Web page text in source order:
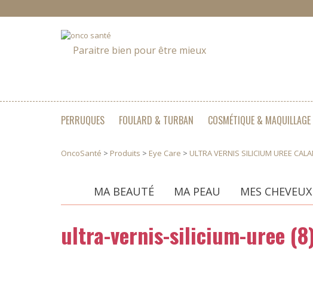
Paraitre bien pour être mieux
PERRUQUES FOULARD & TURBAN COSMÉTIQUE & MAQUILLAGE
OncoSanté > Produits > Eye Care > ULTRA VERNIS SILICIUM UREE
MA BEAUTÉ MA PEAU MES CHEVEUX
ultra-vernis-silicium-uree